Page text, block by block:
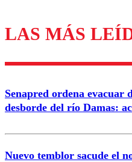
Los comentarios son
diálogo
Correo
LAS MÁS
Senapred ordena evacuar
desborde del río Damas:
Nuevo temblor sacude el